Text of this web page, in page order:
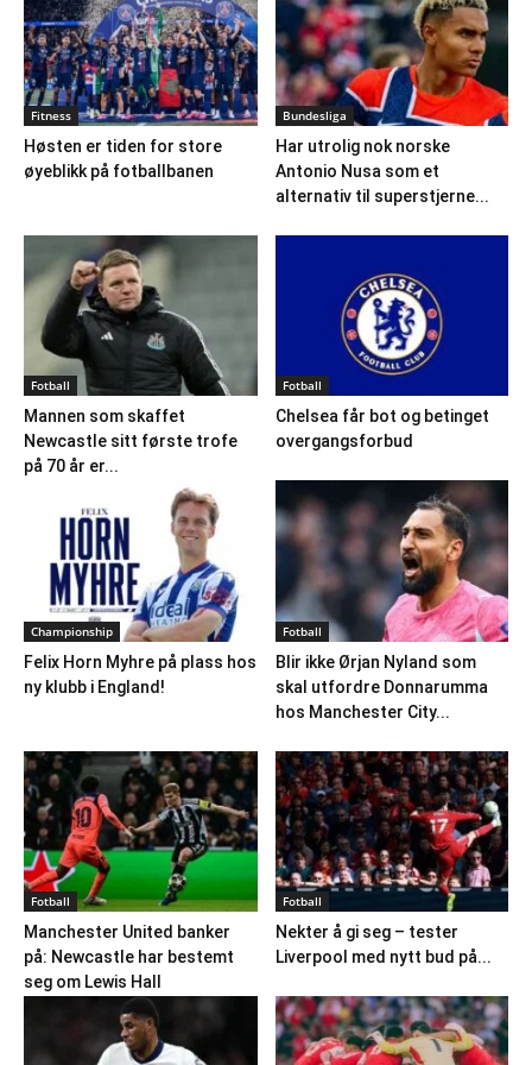
Fitness
Høsten er tiden for store
øyeblikk på fotballbanen
Bundesliga
Har utrolig nok norske
Antonio Nusa som et
alternativ til superstjerne...
Fotball
Mannen som skaffet
Newcastle sitt første trofe
på 70 år er...
Fotball
Chelsea får bot og betinget
overgangsforbud
Championship
Felix Horn Myhre på plass hos
ny klubb i England!
Fotball
Blir ikke Ørjan Nyland som
skal utfordre Donnarumma
hos Manchester City...
Fotball
Manchester United banker
på: Newcastle har bestemt
seg om Lewis Hall
Fotball
Nekter å gi seg – tester
Liverpool med nytt bud på...